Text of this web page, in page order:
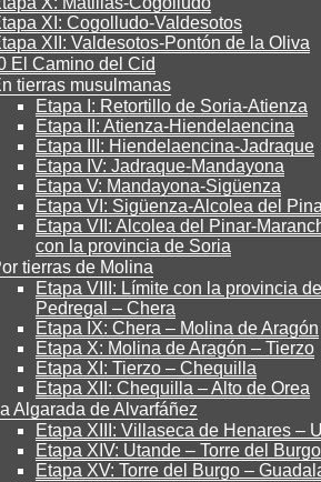
XI: Cogolludo-Valdesotos
XII: Valdesotos-Pontón de la Oliva
El Camino del Cid
tierras musulmanas
Etapa I: Retortillo de Soria-Atienza
Etapa II: Atienza-Hiendelaencina
Etapa III: Hiendelaencina-Jadraque
Etapa IV: Jadraque-Mandayona
Etapa V: Mandayona-Sigüenza
Etapa VI: Sigüenza-Alcolea del
Etapa VII: Alcolea del Pinar-
con la provincia de Soria
tierras de Molina
Etapa VIII: Límite con la provincia
Pedregal – Chera
Etapa IX: Chera – Molina de Aragón
Etapa X: Molina de Aragón – Tierzo
Etapa XI: Tierzo – Chequilla
Etapa XII: Chequilla – Alto de Orea
Algarada de Alvarfáñez
Etapa XIII: Villaseca de Henares –
Etapa XIV: Utande – Torre del Burgo
Etapa XV: Torre del Burgo –